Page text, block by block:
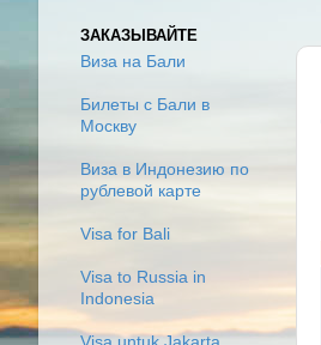
ЗАКАЗЫВАЙТЕ
Виза на Бали
Билеты с Бали в
Москву
Виза в Индонезию по
рублевой карте
Visa for Bali
Visa to Russia in
Indonesia